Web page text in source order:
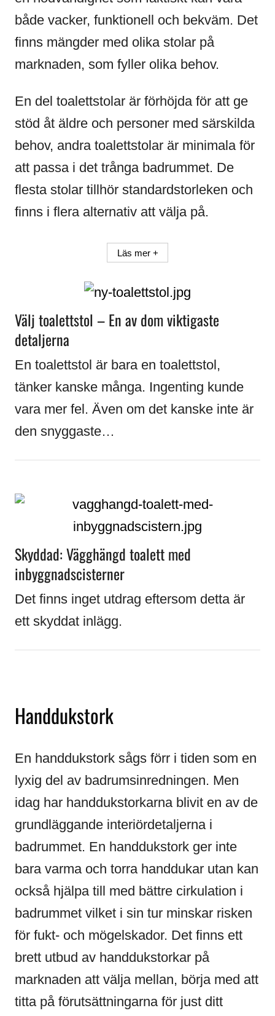
både vacker, funktionell och bekväm. Det
finns mängder med olika stolar på
marknaden, som fyller olika behov.
En del toalettstolar är förhöjda för att ge
stöd åt äldre och personer med särskilda
behov, andra toalettstolar är minimala för
att passa i det trånga badrummet. De
flesta stolar tillhör standardstorleken och
finns i flera alternativ att välja på.
Läs mer +
Välj toalettstol – En av dom viktigaste
detaljerna
En toalettstol är bara en toalettstol,
tänker kanske många. Ingenting kunde
vara mer fel. Även om det kanske inte är
den snyggaste…
Skyddad: Vägghängd toalett med
inbyggnadscisterner
Det finns inget utdrag eftersom detta är
ett skyddat inlägg.
Handdukstork
En handdukstork sågs förr i tiden som en
lyxig del av badrumsinredningen. Men
idag har handdukstorkarna blivit en av de
grundläggande interiördetaljerna i
badrummet. En handdukstork ger inte
bara varma och torra handdukar utan kan
också hjälpa till med bättre cirkulation i
badrummet vilket i sin tur minskar risken
för fukt- och mögelskador. Det finns ett
brett utbud av handdukstorkar på
marknaden att välja mellan, börja med att
titta på förutsättningarna för just ditt